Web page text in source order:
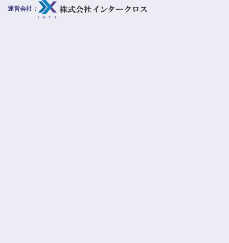
運営会社：